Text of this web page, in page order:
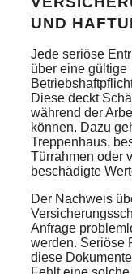
UND
Jede seriöse
über eine gültige
Diese deckt
während der
können. Dazu
Treppenhaus,
Türrahmen oder
beschädigte
Der Nachweis
Anfrage
werden. Seriöse
diese